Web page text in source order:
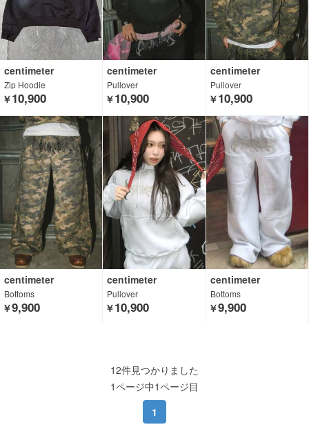
centimeter
Zip Hoodie
￥10,900
centimeter
Pullover
￥10,900
centimeter
Pullover
￥10,900
centimeter
Bottoms
￥9,900
centimeter
Pullover
￥10,900
centimeter
Bottoms
￥9,900
12件見つかりました
1ページ中1ページ目
1